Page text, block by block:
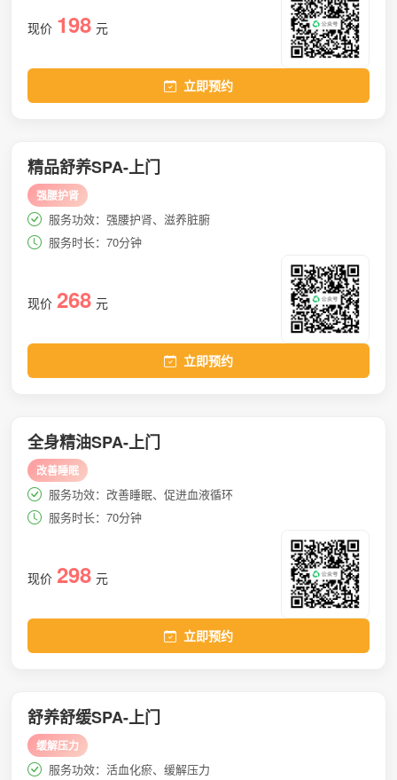
现价 198 元
立即预约
精品舒养SPA-上门
强腰护肾
服务功效：强腰护肾、滋养脏腑
服务时长：70分钟
现价 268 元
立即预约
全身精油SPA-上门
改善睡眠
服务功效：改善睡眠、促进血液循环
服务时长：70分钟
现价 298 元
立即预约
舒养舒缓SPA-上门
缓解压力
服务功效：活血化瘀、缓解压力